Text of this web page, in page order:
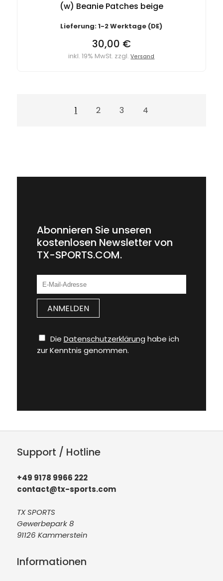
(w) Beanie Patches beige
Lieferung: 1-2 Werktage (DE)
30,00 €
inkl. 19% MwSt. zzgl.Versand
1 2 3 4
Abonnieren Sie unseren
kostenlosen Newsletter von
TX-SPORTS.COM.
Die Datenschutzerklärung habe ich
zur Kenntnis genommen.
Support / Hotline
+49 9178 9966 222
contact@tx-sports.com
TX SPORTS
Gewerbepark 8
91126 Kammerstein
Informationen